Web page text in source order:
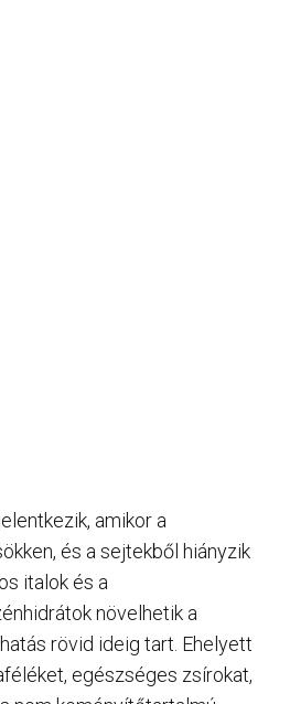
amikor a
és a sejtekből hiányzik
italok és a
növelhetik a
rövid ideig tart. Ehelyett
egészséges zsírokat,